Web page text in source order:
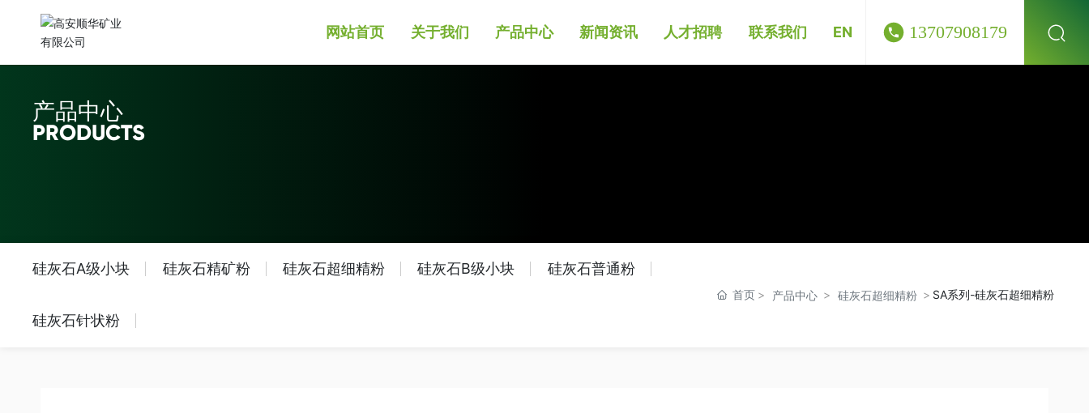
网站首页 关于我们 产品中心 新闻资讯 人才招聘 联系我们 EN 13707908179
产品中心
PRODUCTS
硅灰石A级小块 硅灰石精矿粉 硅灰石超细精粉 硅灰石B级小块 硅灰石普通粉
硅灰石针状粉
首页 产品中心 硅灰石超细精粉 SA系列-硅灰石超细精粉